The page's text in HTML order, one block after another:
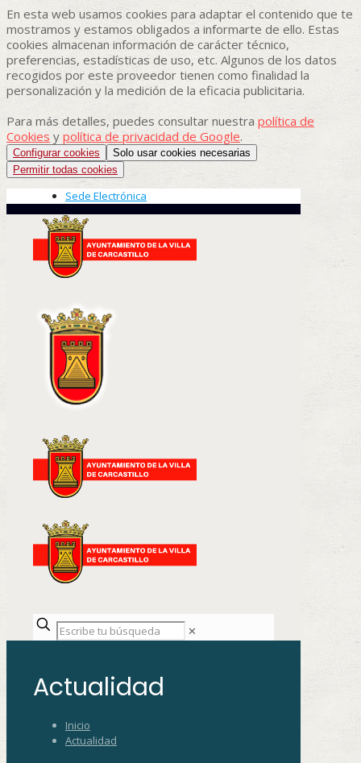
En esta web usamos cookies para adaptar el contenido que te
mostramos y estamos obligados a informarte de ello. Estas
cookies almacenan información de carácter técnico,
preferencias, estadísticas de uso, etc. Algunos de los datos
recogidos por este proveedor tienen como finalidad la
personalización y la medición de la eficacia publicitaria.
Para más detalles, puedes consultar nuestra política de
Cookies y política de privacidad de Google.
Configurar cookies
Solo usar cookies necesarias
Permitir todas cookies
Sede Electrónica
✕
Actualidad
Inicio
Actualidad